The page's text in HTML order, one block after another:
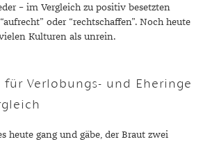
– im Vergleich zu positiv besetzten
oder “rechtschaffen”. Noch heute
Kulturen als unrein.
für Verlobungs- und Eheringe
heute gang und gäbe, der Braut zwei